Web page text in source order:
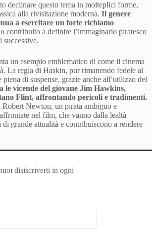
declinare questo tema in molteplici forme,
alla rivisitazione moderna.Il genere
a esercitare un forte richiamo
a definire l’immaginario piratesco
successive.
un esempio emblematico di come il cinema
La regia di Haskin, pur rimanendo fedele al
di suspense, grazie anche all’utilizzo del
le vicende del giovane Jim Hawkins,
Flint, affrontando pericoli e tradimenti.
Robert Newton, un pirata ambiguo e
nel film, che vanno dalla lealtà
grande attualità e contribuiscono a rendere
disiscriverti in ogni